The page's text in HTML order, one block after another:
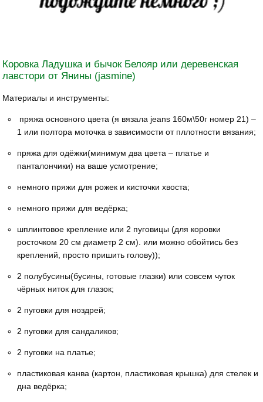
Коровка Ладушка и бычок Белояр или деревенская
лавстори от Янины (jasmine)
Материалы и инструменты:
пряжа основного цвета (я вязала jeans 160м\50г номер 21) –
1 или полтора моточка в зависимости от пллотности вязания;
пряжа для одёжки(минимум два цвета – платье и
панталончики) на ваше усмотрение;
немного пряжи для рожек и кисточки хвоста;
немного пряжи для ведёрка;
шплинтовое крепление или 2 пуговицы (для коровки
росточком 20 см диаметр 2 см). или можно обойтись без
креплений, просто пришить голову));
2 полубусины(бусины, готовые глазки) или совсем чуток
чёрных ниток для глазок;
2 пуговки для ноздрей;
2 пуговки для сандаликов;
2 пуговки на платье;
пластиковая канва (картон, пластиковая крышка) для стелек и
дна ведёрка;